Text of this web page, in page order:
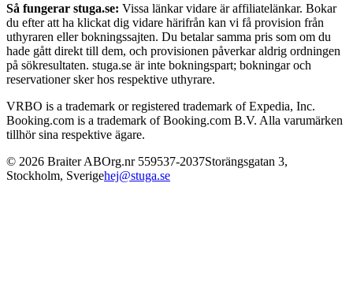
Så fungerar stuga.se: Vissa länkar vidare är affiliatelänkar. Bokar
du efter att ha klickat dig vidare härifrån kan vi få provision från
uthyraren eller bokningssajten. Du betalar samma pris som om du
hade gått direkt till dem, och provisionen påverkar aldrig ordningen
på sökresultaten. stuga.se är inte bokningspart; bokningar och
reservationer sker hos respektive uthyrare.
VRBO is a trademark or registered trademark of Expedia, Inc.
Booking.com is a trademark of Booking.com B.V. Alla varumärken
tillhör sina respektive ägare.
© 2026 Braiter ABOrg.nr 559537-2037Storängsgatan 3,
Stockholm, Sverigehej@stuga.se